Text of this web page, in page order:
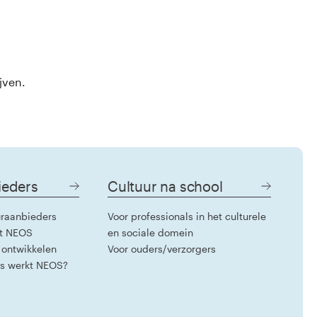
NEOS
werkt NEOS?
Cultuur na school
Voor professionals in het culturele
en sociale domein
Voor ouders/verzorgers